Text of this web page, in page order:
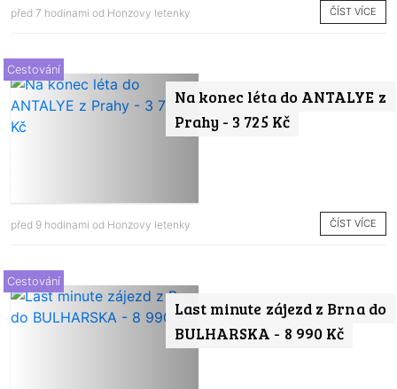
před 7 hodinami od Honzovy letenky ČÍST VÍCE
Na konec léta do ANTALYE z
Prahy - 3 725 Kč
Cestování
před 9 hodinami od Honzovy letenky ČÍST VÍCE
Last minute zájezd z Brna do
BULHARSKA - 8 990 Kč
Cestování